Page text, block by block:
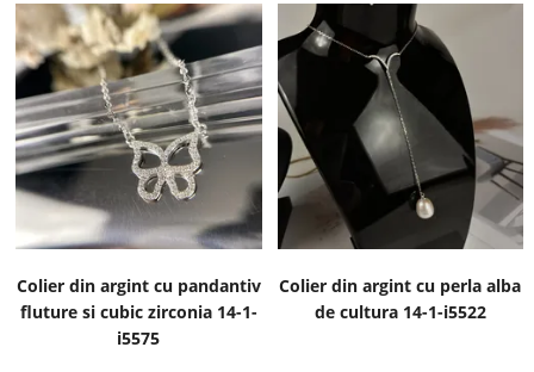
Colier din argint cu pandantiv
fluture si cubic zirconia 14-1-
i5575
Colier din argint cu perla alba
de cultura 14-1-i5522